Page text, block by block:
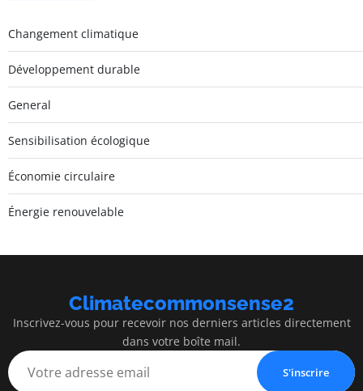
Changement climatique
Développement durable
General
Sensibilisation écologique
Économie circulaire
Énergie renouvelable
Climatecommonsense2
Inscrivez-vous pour recevoir nos derniers articles directement
dans votre boîte mail.
S'inscrire